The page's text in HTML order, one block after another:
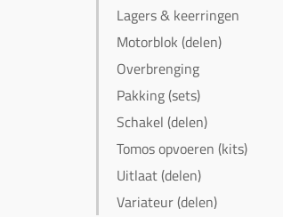
Lagers & keerringen
Motorblok (delen)
Overbrenging
Pakking (sets)
Schakel (delen)
Tomos opvoeren (kits)
Uitlaat (delen)
Variateur (delen)